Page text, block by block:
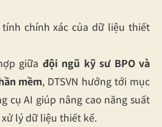
chính xác của dữ liệu thiết
giữa đội ngũ kỹ sư BPO và
mềm, DTSVN hướng tới mục
cụ AI giúp nâng cao năng suất
lý dữ liệu thiết kế.